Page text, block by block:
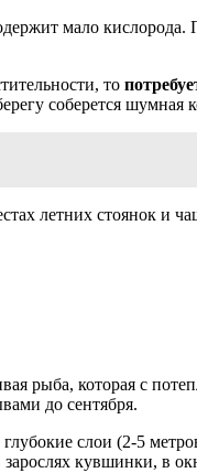
мало
то
соберется
летних стоянок и
рыба, которая с
до сентября.
слои (2-5
кувшинки, в